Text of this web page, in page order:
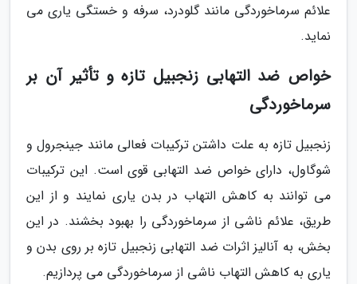
علائم سرماخوردگی مانند گلودرد، سرفه و خستگی یاری می
نماید.
خواص ضد التهابی زنجبیل تازه و تأثیر آن بر
سرماخوردگی
زنجبیل تازه به علت داشتن ترکیبات فعالی مانند جینجرول و
شوگاول، دارای خواص ضد التهابی قوی است. این ترکیبات
می توانند به کاهش التهاب در بدن یاری نمایند و از این
طریق، علائم ناشی از سرماخوردگی را بهبود بخشند. در این
بخش، به آنالیز اثرات ضد التهابی زنجبیل تازه بر روی بدن و
یاری به کاهش التهاب ناشی از سرماخوردگی می پردازیم.